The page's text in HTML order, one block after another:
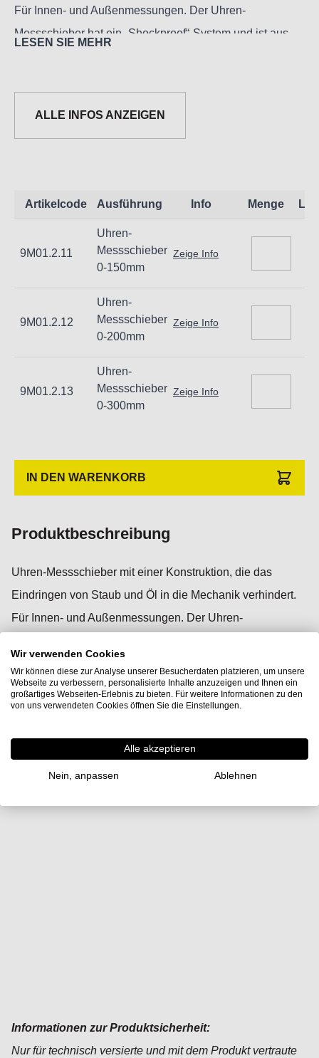
Für Innen- und Außenmessungen. Der Uhren-
Messschieber hat ein „Shockproof“-System und ist aus
Unsachgemäße Verwendung kann zu Schäden und
Importeur/Hersteller:
Hogetex/Kometex B.V., Gesinkkampstraat 1,7051 HR
Varsseveld/ Netherlands, email: Info@hogetex.com
LESEN SIE MEHR
ALLE INFOS ANZEIGEN
Artikelcode Ausführung Info Menge
9M01.2.11
Uhren-
Messschieber
0-150mm
Zeige Info
9M01.2.12
Uhren-
Messschieber
0-200mm
Zeige Info
9M01.2.13
Uhren-
Messschieber
0-300mm
Zeige Info
IN DEN WARENKORB
Produktbeschreibung
Uhren-Messschieber mit einer Konstruktion, die das
Eindringen von Staub und Öl in die Mechanik verhindert.
Für Innen- und Außenmessungen. Der Uhren-
Der Nonius ist verchromt.
Der Uhren-Messschieber ist mit einer Klemmschrauben-
eine Feststellschraube.
Informationen zur Produktsicherheit:
Nur für technisch versierte und mit dem Produkt vertraute
Wir verwenden Cookies
Wir können diese zur Analyse unserer Besucherdaten platzieren, um unsere
Webseite zu verbessern, personalisierte Inhalte anzuzeigen und Ihnen ein
großartiges Webseiten-Erlebnis zu bieten. Für weitere Informationen zu den
von uns verwendeten Cookies öffnen Sie die Einstellungen.
Alle akzeptieren
Nein, anpassen Ablehnen